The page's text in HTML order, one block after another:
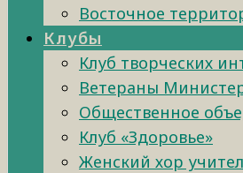
Восточное
Клубы
Клуб творческих
Ветераны
Общественное
Клуб «Здоровье»
Женский хор